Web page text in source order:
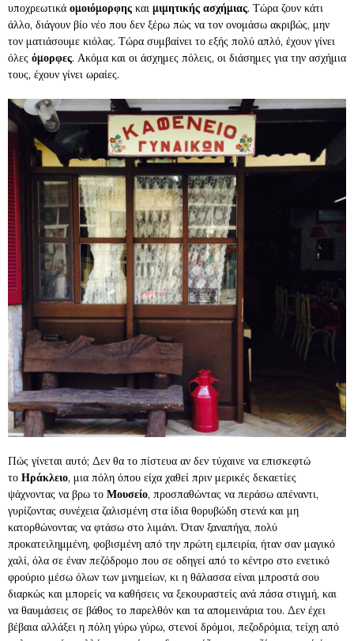
υποχρεωτικά ομοιόμορφης και μιμητικής ασχήμιας. Τώρα ζουν κάτι
άλλο, διάγουν βίο νέο που δεν ξέρω πώς να τον ονομάσω ακριβώς, μην
τον ματιάσουμε κιόλας. Τώρα συμβαίνει το εξής πολύ απλό, έχουν γίνει
όλες όμορφες. Ακόμα και οι άσχημες πόλεις, οι διάσημες για την ασχήμια
τους, έχουν γίνει ωραίες.
Πώς γίνεται αυτό; Δεν θα το πίστευα αν δεν τύχαινε να επισκεφτώ
το Ηράκλειο, μια πόλη όπου είχα χαθεί πριν μερικές δεκαετίες
ψάχνοντας να βρω το Μουσείο, προσπαθώντας να περάσω απέναντι,
γυρίζοντας συνέχεια ζαλισμένη στα ίδια θορυβώδη στενά και μη
κατορθώνοντας να φτάσω στο λιμάνι. Όταν ξαναπήγα, πολύ
προκατειλημμένη, φοβισμένη από την πρώτη εμπειρία, ήταν σαν μαγικό
χαλί, όλα σε έναν πεζόδρομο που σε οδηγεί από το κέντρο στο ενετικό
φρούριο μέσω όλων των μνημείων, κι η θάλασσα είναι μπροστά σου
διαρκώς και μπορείς να καθήσεις να ξεκουραστείς ανά πάσα στιγμή, και
να θαυμάσεις σε βάθος το παρελθόν και τα απομεινάρια του. Δεν έχει
βέβαια αλλάξει η πόλη γύρω γύρω, στενοί δρόμοι, πεζοδρόμια, τείχη από